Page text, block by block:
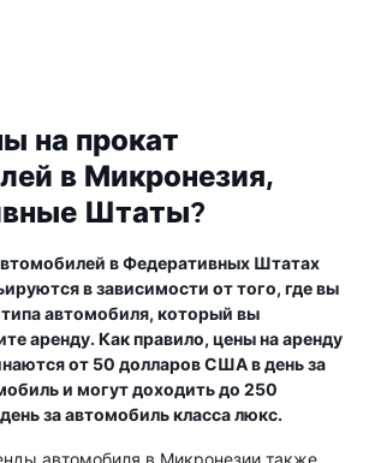
на прокат
в Микронезия,
Штаты?
в Федеративных Штатах
в зависимости от того, где вы
автомобиля, который вы
аренду. Как правило, цены на аренду
от 50 долларов США в день за
и могут доходить до 250
за автомобиль класса люкс.
автомобиля в Микронезии также